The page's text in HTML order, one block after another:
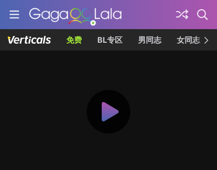
免费 BL专区 男同志 女同志